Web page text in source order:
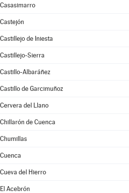
Casasimarro
Castejón
Castillejo de Iniesta
Castillejo-Sierra
Castillo-Albaráñez
Castillo de Garcimuñoz
Cervera del Llano
Chillarón de Cuenca
Chumillas
Cuenca
Cueva del Hierro
El Acebrón